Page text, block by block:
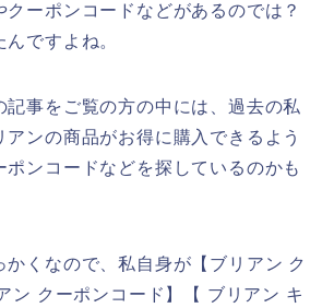
クーポンコードなどがあるのでは？
ですよね。
記事をご覧の方の中には、過去の私
アンの商品がお得に購入できるよう
ポンコードなどを探しているのかも
かくなので、私自身が【ブリアン ク
ン クーポンコード】【 ブリアン キ